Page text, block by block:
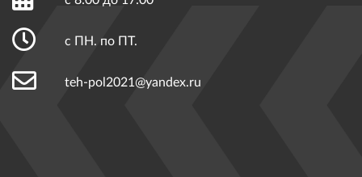
с ПН. по ПТ.
teh-pol2021@yandex.ru